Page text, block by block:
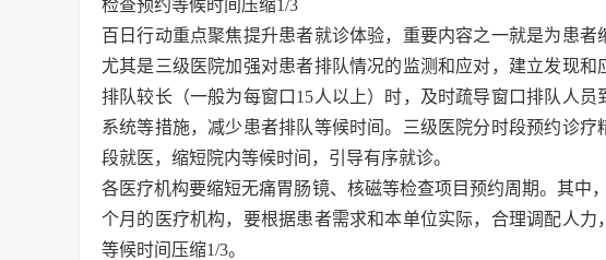
检查预约等候时间压缩1/3
百日行动重点聚焦提升患者就诊体验，重要内容之一就是为患
尤其是三级医院加强对患者排队情况的监测和应对，建立发现和
排队较长（一般为每窗口15人以上）时，及时疏导窗口排队人
系统等措施，减少患者排队等候时间。三级医院分时段预约诊
段就医，缩短院内等候时间，引导有序就诊。
各医疗机构要缩短无痛胃肠镜、核磁等检查项目预约周期。其中
个月的医疗机构，要根据患者需求和本单位实际，合理调配人
等候时间压缩1/3。